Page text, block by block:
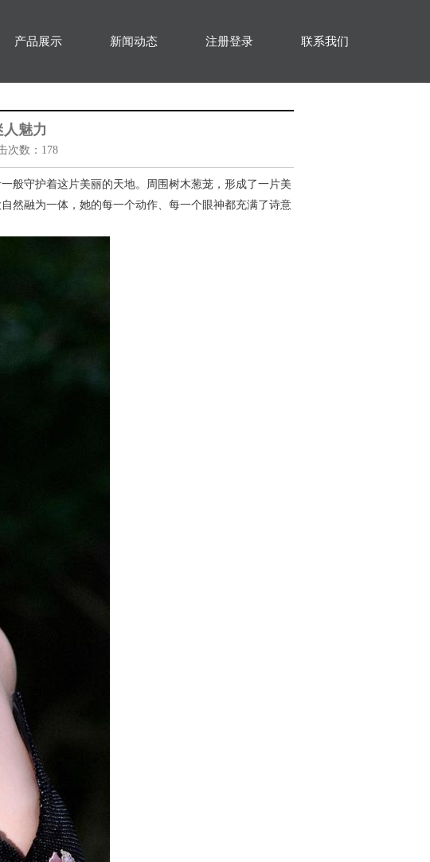
产品展示 新闻动态 注册登录 联系我们
魅力
次数：178
般守护着这片美丽的天地。周围树木葱茏，形成了一片美
然融为一体，她的每一个动作、每一个眼神都充满了诗意